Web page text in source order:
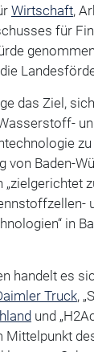
Wirtschaft,
für
das Ziel,
zu
von Baden-
„zielgerichtet
in
handelt es
Truck,
und
Mittelpunkt